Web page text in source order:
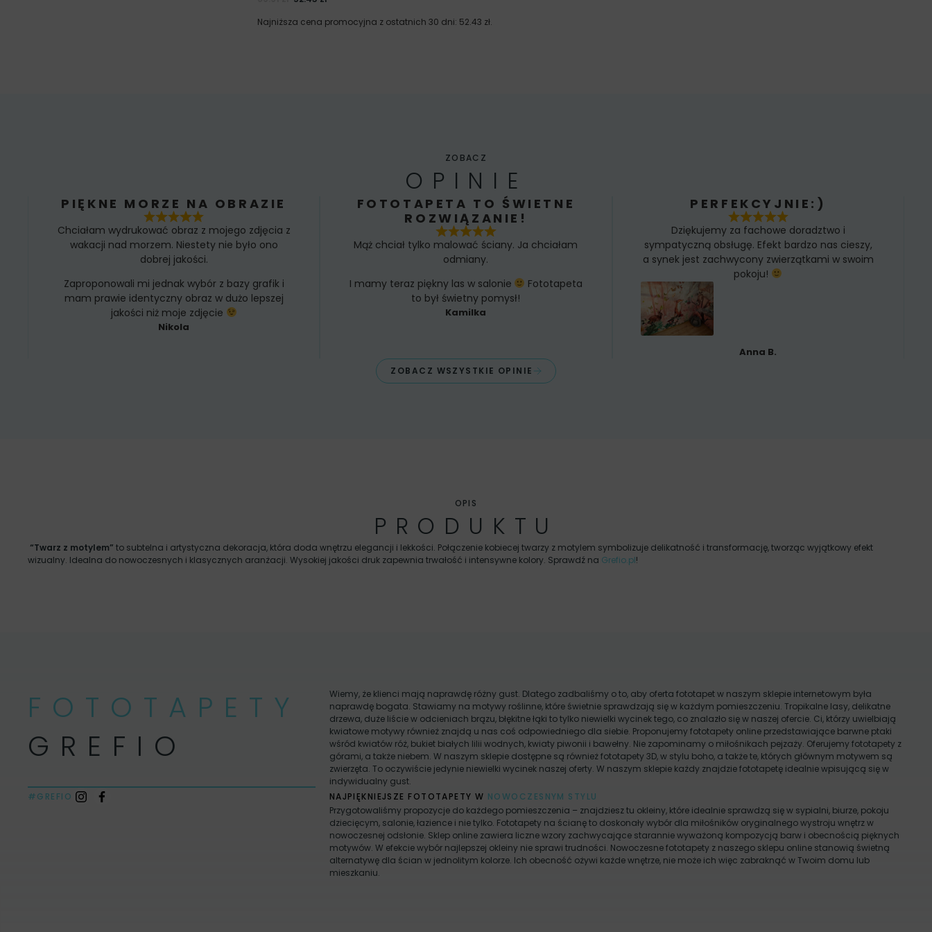
Najniższa cena promocyjna z ostatnich 30 dni: 52.43 zł.
ZOBACZ
OPINIE
PIĘKNE MORZE NA OBRAZIE
Chciałam wydrukować obraz z mojego zdjęcia z
wakacji nad morzem. Niestety nie było ono
dobrej jakości.
Zaproponowali mi jednak wybór z bazy grafik i
mam prawie identyczny obraz w dużo lepszej
jakości niż moje zdjęcie
Nikola
FOTOTAPETA TO ŚWIETNE
ROZWIĄZANIE!
Mąż chciał tylko malować ściany. Ja chciałam
odmiany.
I mamy teraz piękny las w salonie
Fototapeta
to był świetny pomysł!
Kamilka
PERFEKCYJNIE:)
Dziękujemy za fachowe doradztwo i
sympatyczną obsługę. Efekt bardzo nas cieszy,
a synek jest zachwycony zwierzątkami w swoim
pokoju!
Anna B.
ZOBACZ WSZYSTKIE OPINIE
OPIS
PRODUKTU
“Twarz z motylem” to subtelna i artystyczna dekoracja, która doda wnętrzu elegancji i lekkości. Połączenie kobiecej twarzy z motylem symbolizuje delikatność i transformację, tworząc wyjątkowy efekt
wizualny. Idealna do nowoczesnych i klasycznych aranżacji. Wysokiej jakości druk zapewnia trwałość i intensywne kolory. Sprawdź na Grefio.pl!
FOTOTAPETY
GREFIO
#GREFIO
Wiemy, że klienci mają naprawdę różny gust. Dlatego zadbaliśmy o to, aby oferta fototapet w naszym sklepie internetowym była
naprawdę bogata. Stawiamy na motywy roślinne, które świetnie sprawdzają się w każdym pomieszczeniu. Tropikalne lasy, delikatne
drzewa, duże liście w odcieniach brązu, błękitne łąki to tylko niewielki wycinek tego, co znalazło się w naszej ofercie. Ci, którzy uwielbiają
kwiatowe motywy również znajdą u nas coś odpowiedniego dla siebie. Proponujemy fototapety online przedstawiające barwne ptaki
wśród kwiatów róż, bukiet białych lilii wodnych, kwiaty piwonii i bawełny. Nie zapominamy o miłośnikach pejzaży. Oferujemy fototapety z
górami, a także niebem. W naszym sklepie dostępne są również fototapety 3D, w stylu boho, a także te, których głównym motywem są
zwierzęta. To oczywiście jedynie niewielki wycinek naszej oferty. W naszym sklepie każdy znajdzie fototapetę idealnie wpisującą się w
indywidualny gust.
NAJPIĘKNIEJSZE FOTOTAPETY W NOWOCZESNYM STYLU
Przygotowaliśmy propozycje do każdego pomieszczenia – znajdziesz tu okleiny, które idealnie sprawdzą się w sypialni, biurze, pokoju
dziecięcym, salonie, łazience i nie tylko. Fototapety na ścianę to doskonały wybór dla miłośników oryginalnego wystroju wnętrz w
nowoczesnej odsłonie. Sklep online zawiera liczne wzory zachwycające starannie wyważoną kompozycją barw i obecnością pięknych
motywów. W efekcie wybór najlepszej okleiny nie sprawi trudności. Nowoczesne fototapety z naszego sklepu online stanowią świetną
alternatywę dla ścian w jednolitym kolorze. Ich obecność ożywi każde wnętrze, nie może ich więc zabraknąć w Twoim domu lub
mieszkaniu.